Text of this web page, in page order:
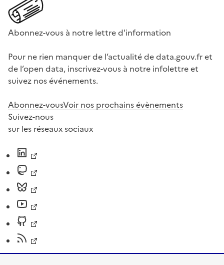
Abonnez-vous à notre lettre d'information
Pour ne rien manquer de l’actualité de data.gouv.fr et
de l’open data, inscrivez-vous à notre infolettre et
suivez nos événements.
Abonnez-vousVoir nos prochains évènements
Suivez-nous
sur les réseaux sociaux